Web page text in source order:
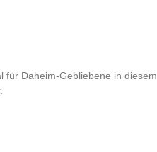
für Daheim-Gebliebene in diesem